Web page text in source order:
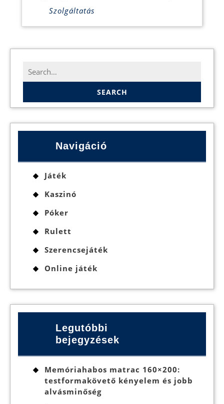
Szolgáltatás
Search
for:
Navigáció
Játék
Kaszinó
Póker
Rulett
Szerencsejáték
Online játék
Legutóbbi
bejegyzések
Memóriahabos matrac 160×200:
testformakövető kényelem és jobb
alvásminőség